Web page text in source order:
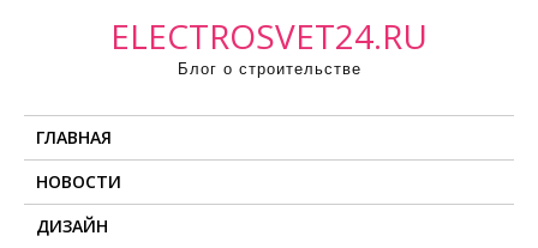
ELECTROSVET24.RU
Блог о строительстве
ГЛАВНАЯ
НОВОСТИ
ДИЗАЙН